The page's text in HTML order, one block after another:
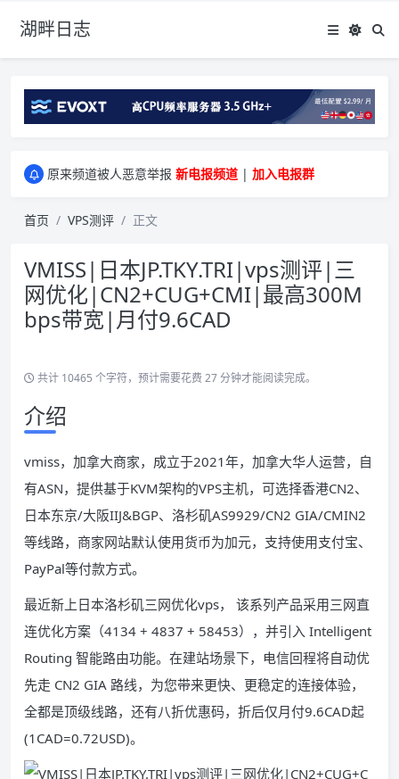
湖畔日志
greenwebpage|香港|日本|新加坡|美国等多地vps测评|移动直连|1Gbps带宽|年付€29
原来频道被人恶意举报 新电报频道 | 加入电报群
首页 VPS测评 正文
VMISS|日本JP.TKY.TRI|vps测评|三
网优化|CN2+CUG+CMI|最高300M
bps带宽|月付9.6CAD
共计 10465 个字符，预计需要花费 27 分钟才能阅读完成。
介绍
vmiss，加拿大商家，成立于2021年，加拿大华人运营，自
有ASN，提供基于KVM架构的VPS主机，可选择香港CN2、
日本东京/大阪IIJ&BGP、洛杉矶AS9929/CN2 GIA/CMIN2
等线路，商家网站默认使用货币为加元，支持使用支付宝、
PayPal等付款方式。
最近新上日本洛杉矶三网优化vps， 该系列产品采用三网直
连优化方案（4134 + 4837 + 58453），并引入 Intelligent
Routing 智能路由功能。在建站场景下，电信回程将自动优
先走 CN2 GIA 路线，为您带来更快、更稳定的连接体验，
全都是顶级线路，还有八折优惠码，折后仅月付9.6CAD起
(1CAD=0.72USD)。